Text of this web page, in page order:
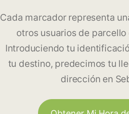
Cada marcador representa
otros usuarios de
Introduciendo tu
tu destino, predecimos tu
dirección en